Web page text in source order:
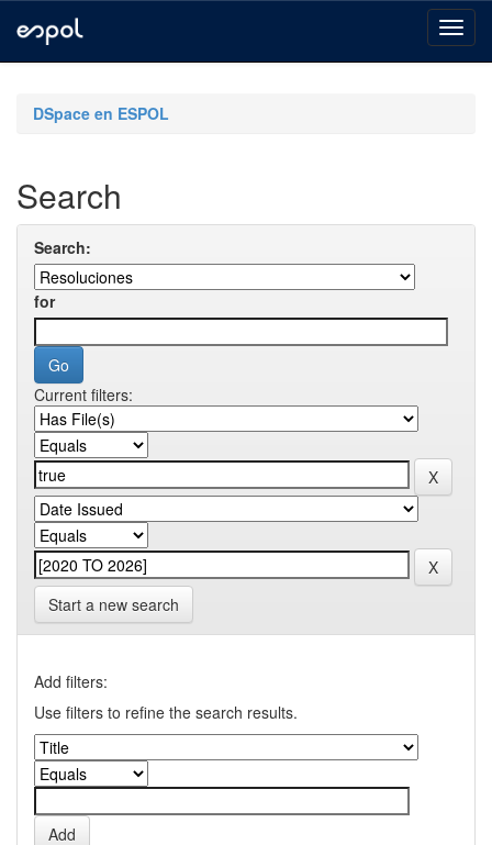
navigationDSpace en ESPOL
Search
Search:
for
Current filters:
Start a new search
Add filters:
Use filters to refine the search results.